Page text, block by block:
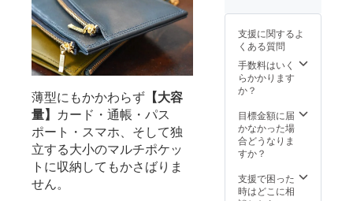
薄型にもかかわらず 【大容
量】 カード・通帳・パス
ポート・スマホ、そして独
立する大小のマルチポケッ
トに収納してもかさばりま
せん。
個性豊かに
【Gents】を
展開する。
※今プロジェ
クトのお問
い合わせ※
事業者名
ワンラスト
タイムデザ
180mm
マルチ
ト:1/ :
180mm
支援に関するよ
くある質問
手数料はいく
らかかります
か？
目標金額に届
かなかった場
合どうなりま
すか？
支援で困った
時はどこに相